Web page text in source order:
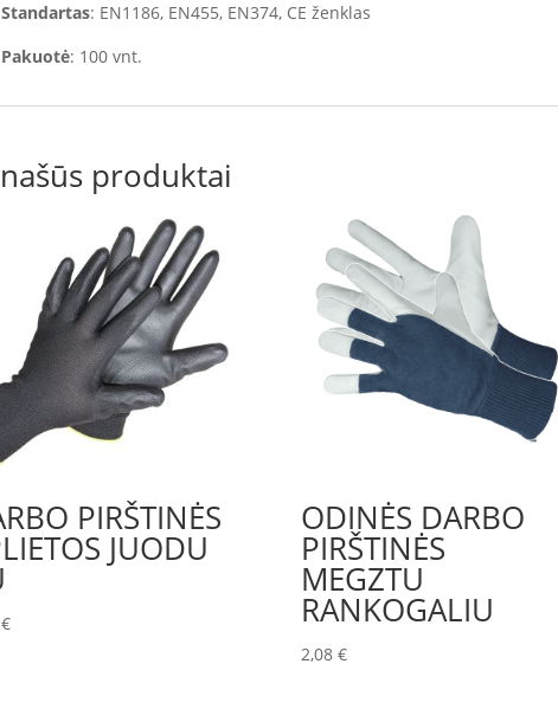
Standartas: EN1186, EN455, EN374, CE ženklas
Pakuotė: 100 vnt.
produktai
PIRŠTINĖS
JUODU
€
ODINĖS DARBO
PIRŠTINĖS
MEGZTU
RANKOGALIU
2,08 €